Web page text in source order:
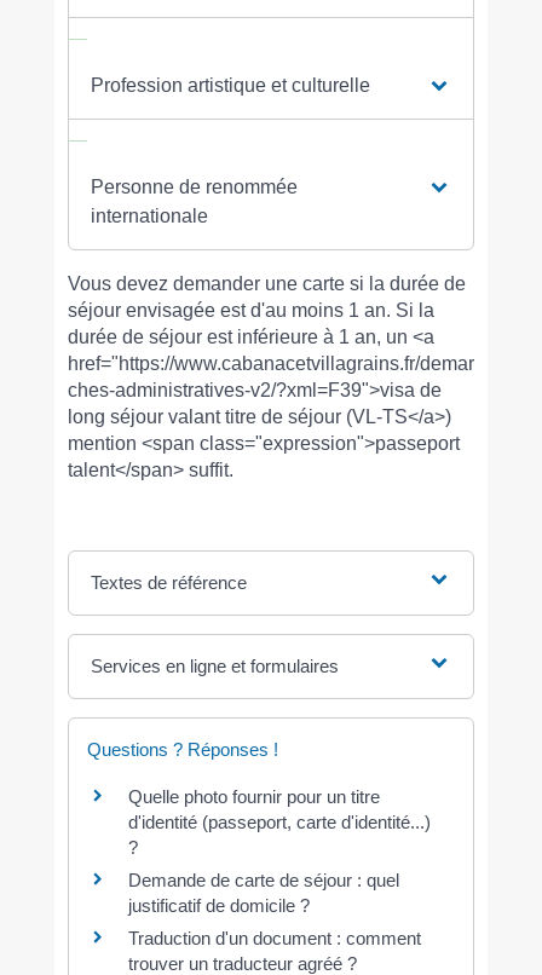
Profession artistique et culturelle
Personne de renommée
internationale
Vous devez demander une carte si la durée de
séjour envisagée est d'au moins 1 an. Si la
durée de séjour est inférieure à 1 an, un <a
href="https://www.cabanacetvillagrains.fr/demar
ches-administratives-v2/?xml=F39">visa de
long séjour valant titre de séjour (VL-TS</a>)
mention <span class="expression">passeport
talent</span> suffit.
Textes de référence
Services en ligne et formulaires
Questions ? Réponses !
Quelle photo fournir pour un titre
d'identité (passeport, carte d'identité...)
?
Demande de carte de séjour : quel
justificatif de domicile ?
Traduction d'un document : comment
trouver un traducteur agréé ?